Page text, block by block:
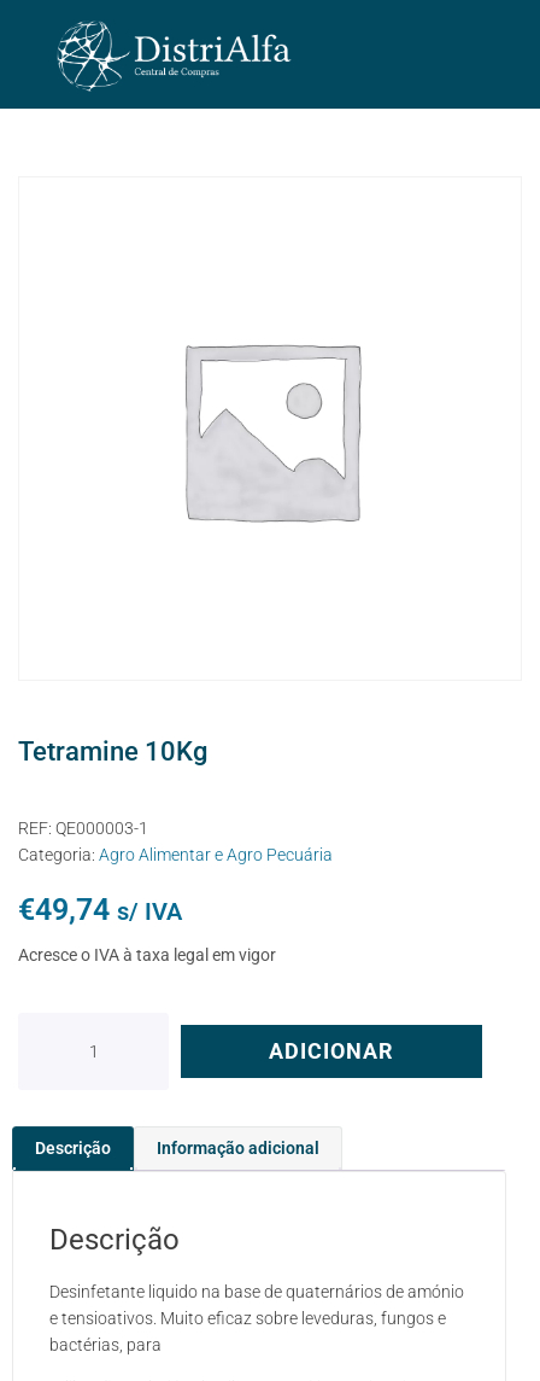
Tetramine 10Kg
REF: QE000003-1
Categoria: Agro Alimentar e Agro Pecuária
€49,74 s/ IVA
Acresce o IVA à taxa legal em vigor
ADICIONAR
Descrição Informação adicional
Descrição
Desinfetante liquido na base de quaternários de amónio
e tensioativos. Muito eficaz sobre leveduras, fungos e
bactérias, para